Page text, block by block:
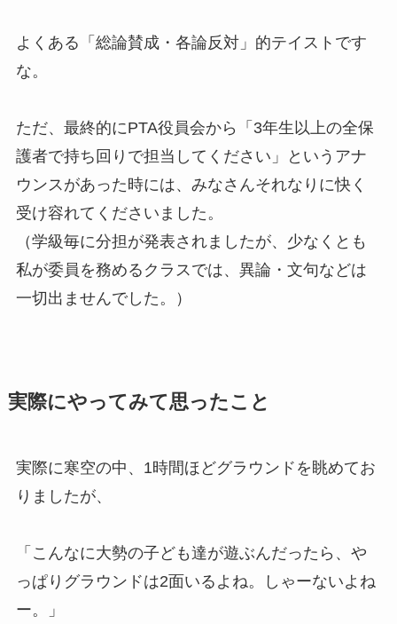
よくある「総論賛成・各論反対」的テイストです
な。
ただ、最終的にPTA役員会から「3年生以上の全保
護者で持ち回りで担当してください」というアナ
ウンスがあった時には、みなさんそれなりに快く
受け容れてくださいました。
（学級毎に分担が発表されましたが、少なくとも
私が委員を務めるクラスでは、異論・文句などは
一切出ませんでした。）
実際にやってみて思ったこと
実際に寒空の中、1時間ほどグラウンドを眺めてお
りましたが、
「こんなに大勢の子ども達が遊ぶんだったら、や
っぱりグラウンドは2面いるよね。しゃーないよね
ー。」